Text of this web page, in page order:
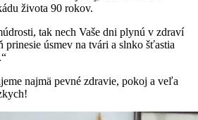
života 90 rokov.
tak nech Vaše dni plynú v zdraví
prinesie úsmev na tvári a slnko šťastia
najmä pevné zdravie, pokoj a veľa